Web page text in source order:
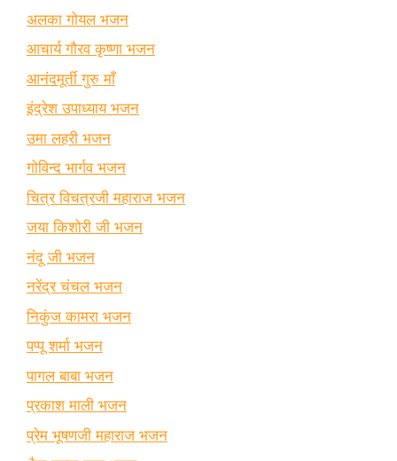
अलका गोयल भजन
आचार्य गौरव कृष्णा भजन
आनंदमूर्ती गुरु माँ
इंद्रेश उपाध्याय भजन
उमा लहरी भजन
गोविन्द भार्गव भजन
चित्र विचत्रजी महाराज भजन
जया किशोरी जी भजन
नंदू जी भजन
नरेंद्र चंचल भजन
निकुंज कामरा भजन
पप्पू शर्मा भजन
पागल बाबा भजन
प्रकाश माली भजन
प्रेम भूषणजी महाराज भजन